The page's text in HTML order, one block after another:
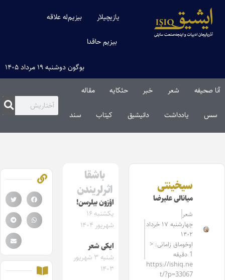
یازیچیلار بیزیم‌له علاقه
بیزیم حاقدا
بوگون دوشنبه ۱۹ مرداد ۱۴۰۵
آنا صحیفه شعر خبر حئکایه مقاله‌
سس یادداشت دانیشیق کیتاب سند
سیخینتی
میانالی علیرضا
شعر
چهارشنبه ۱۷ خرداد
۱۴۰۲
اوخوماق زامانی: <
1 دقیقه
https://ishiq.ne
t/?p=33067
باشقا
اثرلریندن
اؤزون بیلرسن!
یکشنبه ۱۶
شهریور ۱۴۰۴
ایکی شعر
شنبه ۳ شهریور
۱۴۰۳